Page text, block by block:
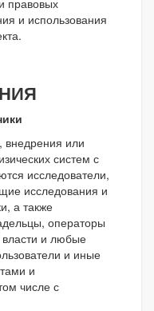
и использования
внедрения или
систем с
исследователи,
исследования и
а также
операторы
власти и любые
и иные
и
числе с